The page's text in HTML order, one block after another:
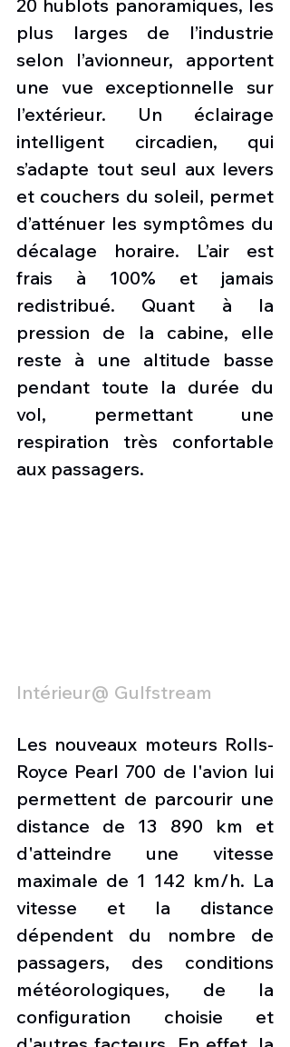
20 hublots panoramiques, les
plus larges de l’industrie
selon l’avionneur, apportent
une vue exceptionnelle sur
l’extérieur. Un éclairage
intelligent circadien, qui
s’adapte tout seul aux levers
et couchers du soleil, permet
d’atténuer les symptômes du
décalage horaire. L’air est
frais à 100% et jamais
redistribué. Quant à la
pression de la cabine, elle
reste à une altitude basse
pendant toute la durée du
vol, permettant une
respiration très confortable
aux passagers.
Intérieur@ Gulfstream
Les nouveaux moteurs Rolls-
Royce Pearl 700 de l'avion lui
permettent de parcourir une
distance de 13 890 km et
d'atteindre une vitesse
maximale de 1 142 km/h. La
vitesse et la distance
dépendent du nombre de
passagers, des conditions
météorologiques, de la
configuration choisie et